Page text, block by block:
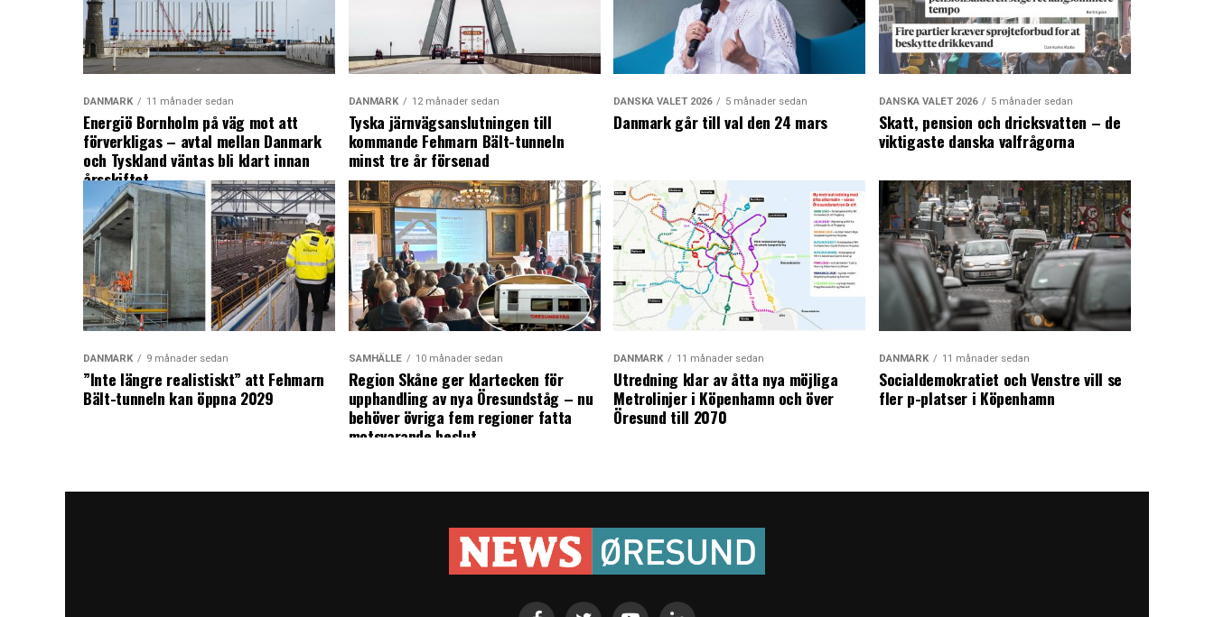
DANMARK 11 månader sedan
Energiö Bornholm på väg mot att
förverkligas – avtal mellan Danmark
och Tyskland väntas bli klart innan
årsskiftet
DANMARK 12 månader sedan
Tyska järnvägsanslutningen till
kommande Fehmarn Bält-tunneln
minst tre år försenad
DANSKA VALET 2026 5 månader sedan
Danmark går till val den 24 mars
DANSKA VALET 2026 5 månader sedan
Skatt, pension och dricksvatten – de
viktigaste danska valfrågorna
DANMARK 9 månader sedan
”Inte längre realistiskt” att Fehmarn
Bält-tunneln kan öppna 2029
SAMHÄLLE 10 månader sedan
Region Skåne ger klartecken för
upphandling av nya Öresundståg – nu
behöver övriga fem regioner fatta
motsvarande beslut
DANMARK 11 månader sedan
Utredning klar av åtta nya möjliga
Metrolinjer i Köpenhamn och över
Öresund till 2070
DANMARK 11 månader sedan
Socialdemokratiet och Venstre vill se
fler p-platser i Köpenhamn